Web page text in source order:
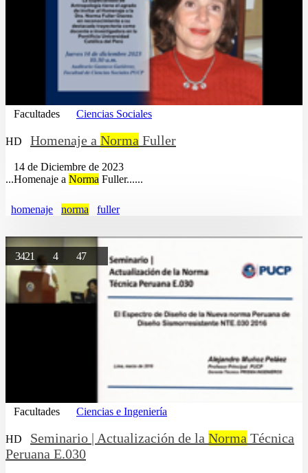
Facultades Ciencias Sociales
HD Homenaje a Norma Fuller
14 de Diciembre de 2023
...Homenaje a Norma Fuller......
homenaje norma fuller
34214 47
Facultades Ciencias e Ingeniería
HD Seminario | Actualización de la Norma Técnica
Peruana E.030